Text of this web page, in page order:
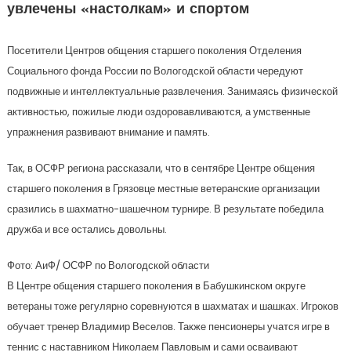
увлечены «настолкам» и спортом
Посетители Центров общения старшего поколения Отделения
Социального фонда России по Вологодской области чередуют
подвижные и интеллектуальные развлечения. Занимаясь физической
активностью, пожилые люди оздоровавливаются, а умственные
упражнения развивают внимание и память.
Так, в ОСФР региона рассказали, что в сентябре Центре общения
старшего поколения в Грязовце местные ветеранские организации
сразились в шахматно-шашечном турнире. В результате победила
дружба и все остались довольны.
Фото: АиФ/ ОСФР по Вологодской области
В Центре общения старшего поколения в Бабушкинском округе
ветераны тоже регулярно соревнуются в шахматах и шашках. Игроков
обучает тренер Владимир Веселов. Также пенсионеры учатся игре в
теннис с наставником Николаем Павловым и сами осваивают